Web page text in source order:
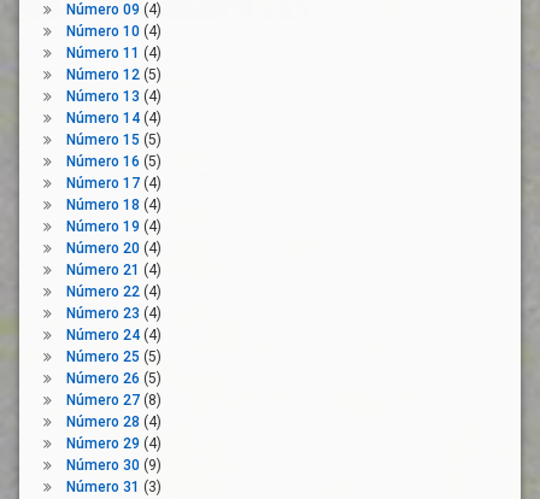
Número 09 (4)
Número 10(4)
Número 11 (4)
Número 12(5)
Número 13 (4)
Número 14(4)
Número 15 (5)
Número 16 (5)
Número 17(4)
Número 18 (4)
Número 19 (4)
Número 20(4)
Número 21 (4)
Número 22(4)
Número 23 (4)
Número 24(4)
Número 25 (5)
Número 26 (5)
Número 27(8)
Número 28 (4)
Número 29 (4)
Número 30(9)
Número 31 (3)